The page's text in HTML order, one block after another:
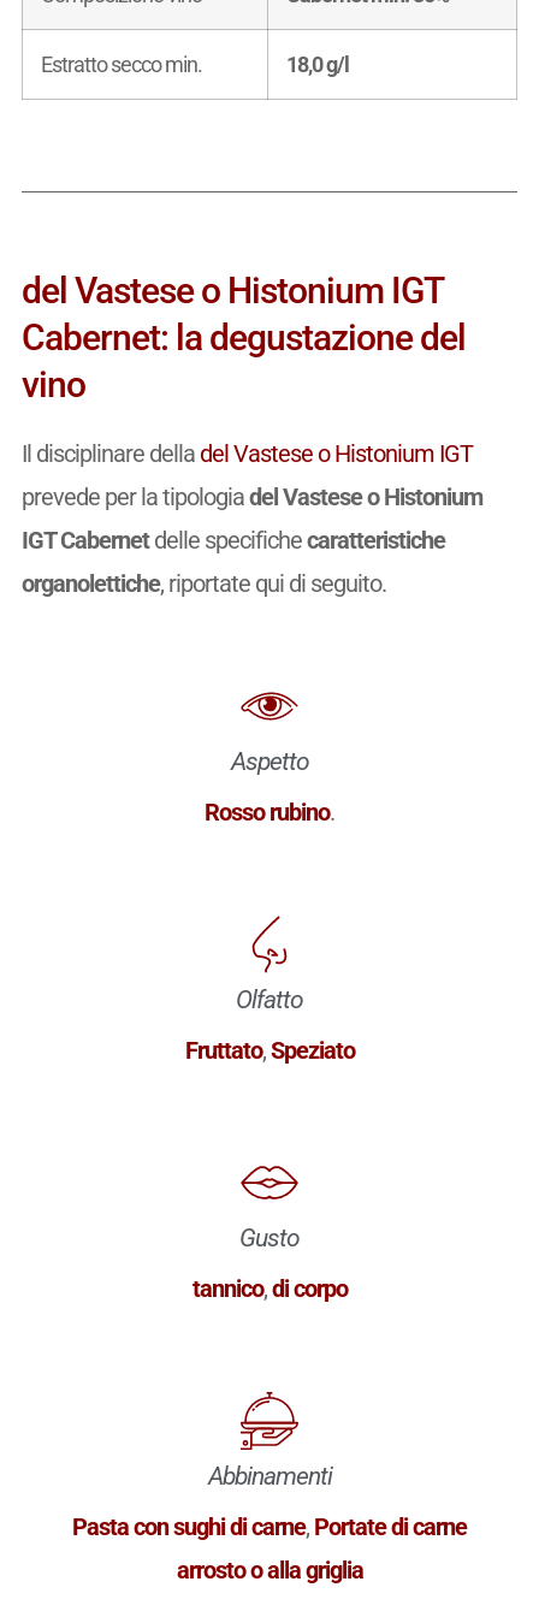
Estratto secco min. 18,0 g/l
del Vastese o Histonium IGT
Cabernet: la degustazione del
vino
Il disciplinare della del Vastese o Histonium IGT
prevede per la tipologiadel Vastese o Histonium
IGT Cabernetdelle specifichecaratteristiche
organolettiche, riportate qui di seguito.
Aspetto
Rosso rubino.
Olfatto
Fruttato,Speziato
Gusto
tannico,di corpo
Abbinamenti
Pasta con sughi di carne, Portate di carne
arrosto o alla griglia